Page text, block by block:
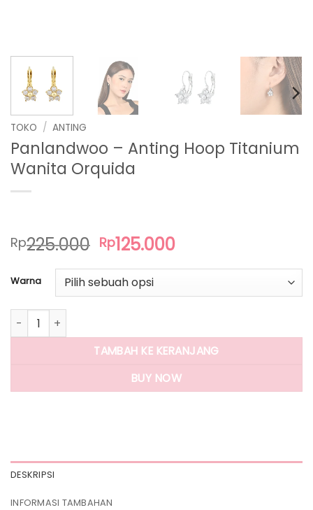
TOKO / ANTING
Panlandwoo – Anting Hoop Titanium
Wanita Orquida
Rp225.000 Harga
adalah:
Rp225.000.
Rp125.000Harga
adalah:
Warna
Kuantitas Panlandwoo - Anting Hoop Titanium Wanita
TAMBAH KE KERANJANG
BUY NOW
DESKRIPSI
INFORMASI TAMBAHAN